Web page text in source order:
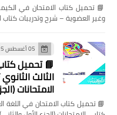
وغير العضوية – شرح وتدريبات
05 أغسطس 2025
📘 تحميل
الامتحانات